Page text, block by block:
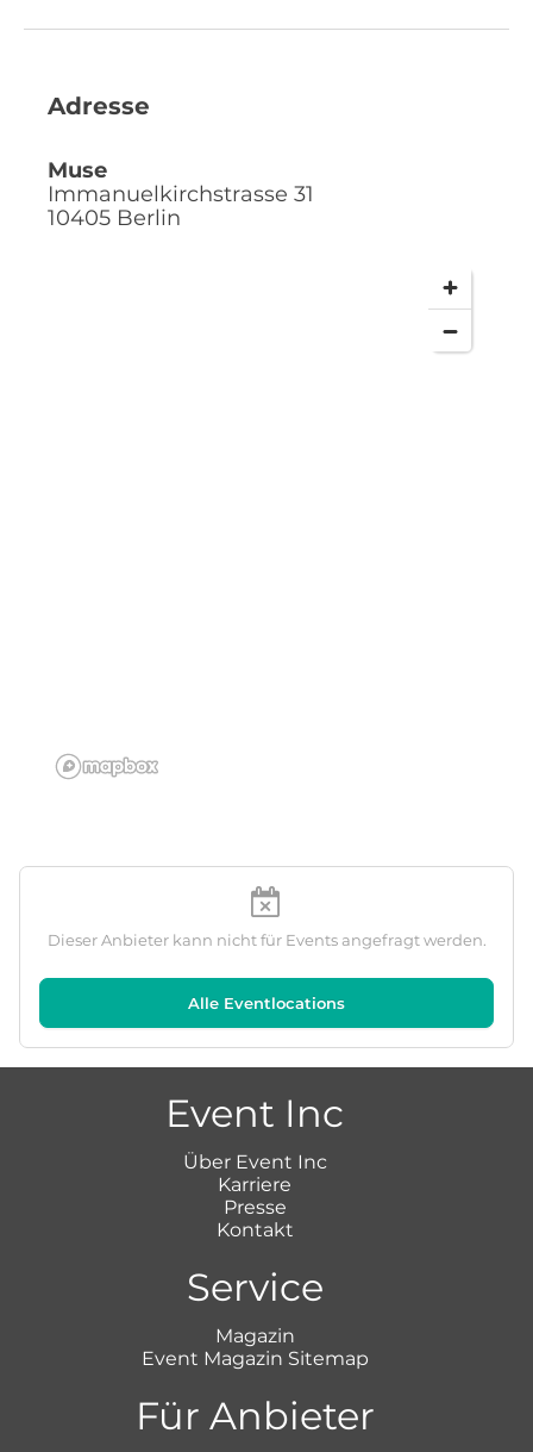
Adresse
Muse
Immanuelkirchstrasse 31
10405 Berlin
Dieser Anbieter kann nicht für Events angefragt werden.
Alle Eventlocations
Event Inc
Über Event Inc
Karriere
Presse
Kontakt
Service
Magazin
Event Magazin Sitemap
Für Anbieter